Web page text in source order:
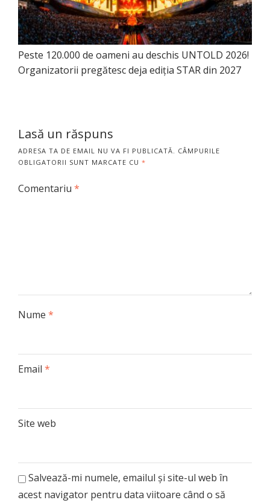
Peste 120.000 de oameni au deschis UNTOLD 2026!
Organizatorii pregătesc deja ediția STAR din 2027
Lasă un răspuns
ADRESA TA DE EMAIL NU VA FI PUBLICATĂ. CÂMPURILE
OBLIGATORII SUNT MARCATE CU *
Comentariu *
Nume *
Email *
Site web
Salvează-mi numele, emailul și site-ul web în
acest navigator pentru data viitoare când o să